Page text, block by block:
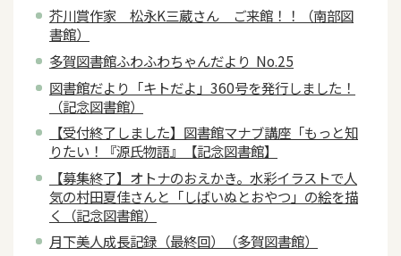
芥川賞作家 松永K三蔵さん ご来館！！（南部図
書館）
多賀図書館ふわふわちゃんだより No.25
図書館だより「キトだよ」360号を発行しました！
（記念図書館）
【受付終了しました】図書館マナブ講座「もっと知
りたい！『源氏物語』【記念図書館】
【募集終了】オトナのおえかき。水彩イラストで人
気の村田夏佳さんと「しばいぬとおやつ」の絵を描
く（記念図書館）
月下美人成長記録（最終回）（多賀図書館）